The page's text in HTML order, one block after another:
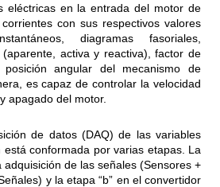
eléctricas en la entrada del motor de
con sus respectivos valores
diagramas fasoriales,
activa y reactiva), factor de
angular del mecanismo de
es capaz de controlar la velocidad
apagado del motor.
de datos (DAQ) de las variables
conformada por varias etapas. La
adquisición de las señales (Sensores +
y la etapa “b” en el convertidor